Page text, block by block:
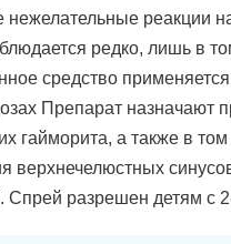
нежелательные реакции
редко, лишь в
средство
Препарат назначают
гайморита, а также в том
верхнечелюстных
Спрей разрешен детям с